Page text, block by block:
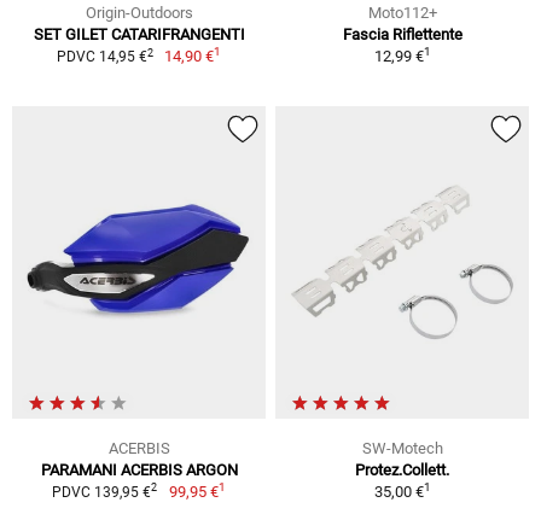
Origin-Outdoors
SET GILET CATARIFRANGENTI
PDVC 14,95 €2 14,90 €1
Moto112+
Fascia Riflettente
12,99 €1
ACERBIS
PARAMANI ACERBIS ARGON
PDVC 139,95 €2 99,95 €1
SW-Motech
Protez.Collett.
35,00 €1